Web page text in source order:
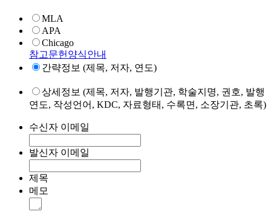
MLA
APA
Chicago
참고문헌양식안내
간략정보 (제목, 저자, 연도)
상세정보 (제목, 저자, 발행기관, 학술지명, 권호, 발행
연도, 작성언어, KDC, 자료형태, 수록면, 소장기관, 초록)
수신자 이메일
발신자 이메일
제목
메모